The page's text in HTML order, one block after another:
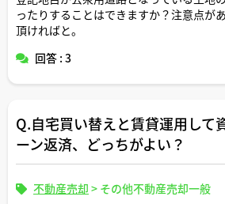
ったりすることはできますか？注意点が
頂ければと。
回答 : 3
Q.自宅買い替えと賃貸運用して
ーン返済、どっちがよい？
不動産売却 > その他不動産売却一般